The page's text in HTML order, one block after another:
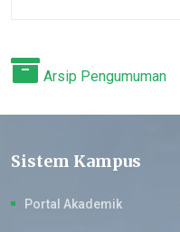
Arsip Pengumuman
Sistem Kampus
Portal Akademik